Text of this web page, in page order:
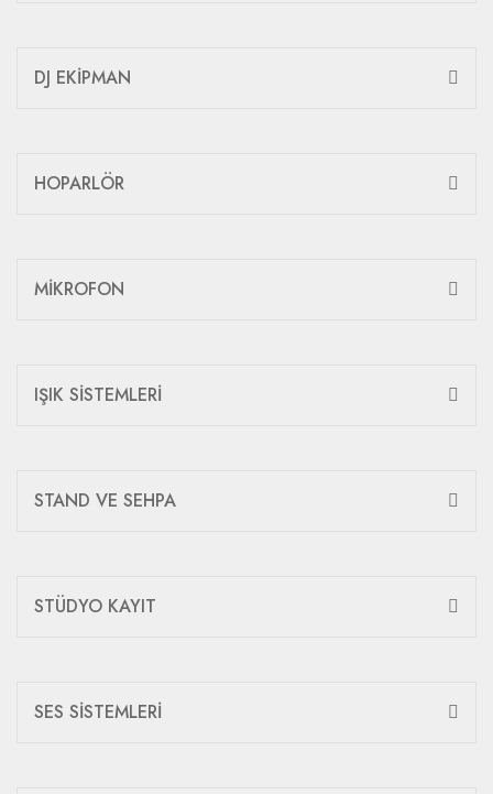
DJ EKİPMAN
HOPARLÖR
MİKROFON
IŞIK SİSTEMLERİ
STAND VE SEHPA
STÜDYO KAYIT
SES SİSTEMLERİ